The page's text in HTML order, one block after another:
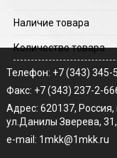
Наличие товара
Количество товара
Телефон: +7 (343) 345-
Факс: +7 (343) 237-2-
Адрес: 620137, Россия,
ул.Данилы Зверева,
e-mail: 1mkk@1mkk.ru